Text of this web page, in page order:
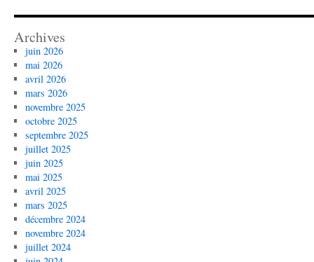
Archives
juin 2026
mai 2026
avril 2026
mars 2026
novembre 2025
octobre 2025
septembre 2025
juillet 2025
juin 2025
mai 2025
avril 2025
mars 2025
décembre 2024
novembre 2024
juillet 2024